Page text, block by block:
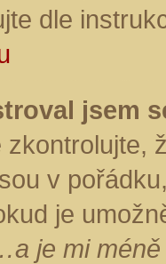
dle
jsem
zkontrolujte,
v
je
je mi méně